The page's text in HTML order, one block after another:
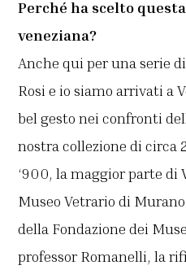
Perché ha scelto
veneziana?
Anche qui per una serie
Rosi e io siamo arrivati a
bel gesto nei confronti
nostra collezione di
‘900, la maggior parte di
Museo Vetrario di
della Fondazione dei
professor Romanelli, la